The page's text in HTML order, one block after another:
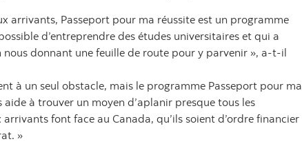
arrivants, Passeport pour ma réussite est un programme
d’entreprendre des études universitaires et qui a
donnant une feuille de route pour y parvenir », a-t-il
à un seul obstacle, mais le programme Passeport pour ma
à trouver un moyen d’aplanir presque tous les
arrivants font face au Canada, qu’ils soient d’ordre financier
»